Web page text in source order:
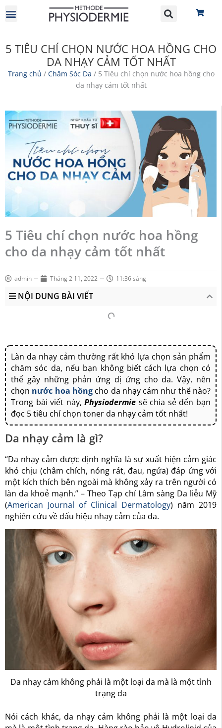
5 TIÊU CHÍ CHỌN NƯỚC HOA HỒNG CHO
DA NHẠY CẢM TỐT NHẤT
Trang chủ / Chăm Sóc Da / 5 Tiêu chí chọn nước hoa hồng cho
da nhạy cảm tốt nhất
5 Tiêu chí chọn nước hoa hồng
cho da nhạy cảm tốt nhất
admin Tháng 2 11, 2022 11:36 sáng
NỘI DUNG BÀI VIẾT
Làn da nhạy cảm thường rất khó lựa chọn sản phẩm
chăm sóc da, nếu bạn không biết cách lựa chọn có
thể gây những phản ứng dị ứng cho da. Vậy, nên
chọn nước hoa hồngcho da nhạy cảm như thế nào?
Trong bài viết này,Physiodermie sẽ chia sẻ đến bạn
đọc 5 tiêu chí chọn toner da nhạy cảm tốt nhất!
Da nhạy cảm là gì?
“Da nhạy cảm được định nghĩa là sự xuất hiện cảm giác
khó chịu (châm chích, nóng rát, đau, ngứa) đáp ứng với
một kích thích bên ngoài mà không xảy ra trên người có
làn da khoẻ mạnh.” – Theo Tạp chí Lâm sàng Da liễu Mỹ
(American Journal of Clinical Dermatology) năm 2019
nghiên cứu về dấu hiệu nhạy cảm của da.
Da nhạy cảm không phải là một loại da mà là một tình
trạng da
Nói cách khác, da nhạy cảm không phải là một loại da